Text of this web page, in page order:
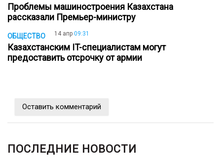
Проблемы машиностроения Казахстана
рассказали Премьер-министру
ОБЩЕСТВО 14 апр 09:31
Казахстанским IT-специалистам могут
предоставить отсрочку от армии
Оставить комментарий
ПОСЛЕДНИЕ НОВОСТИ